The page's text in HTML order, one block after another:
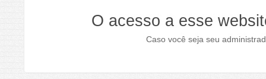
O acesso a esse
Caso você seja seu